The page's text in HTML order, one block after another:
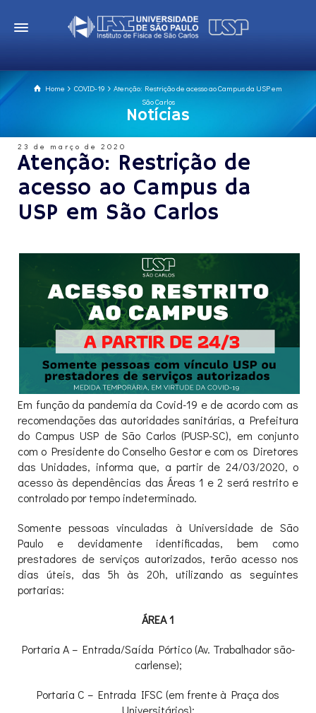
Home COVID-19
Atenção: Restrição de acesso ao Campus da USP em
São Carlos
Notícias
23 de março de 2020
Atenção: Restrição de
acesso ao Campus da
USP em São Carlos
Em função da pandemia da Covid-19 e de acordo com as
recomendações das autoridades sanitárias, a Prefeitura
do Campus USP de São Carlos (PUSP-SC), em conjunto
com o Presidente do Conselho Gestor e com os Diretores
das Unidades, informa que, a partir de 24/03/2020, o
acesso às dependências das Áreas 1 e 2 será restrito e
controlado por tempo indeterminado.
Somente pessoas vinculadas à Universidade de São
Paulo e devidamente identificadas, bem como
prestadores de serviços autorizados, terão acesso nos
dias úteis, das 5h às 20h, utilizando as seguintes
portarias:
ÁREA 1
Portaria A – Entrada/Saída Pórtico (Av. Trabalhador são-
carlense);
Portaria C – Entrada IFSC (em frente à Praça dos
Universitários);